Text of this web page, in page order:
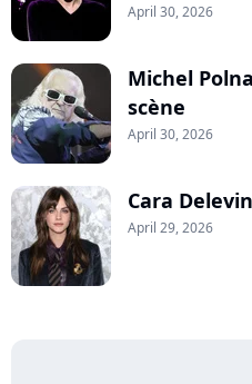
April 30, 2026
Michel
scène
April 30, 2026
Cara
April 29, 2026